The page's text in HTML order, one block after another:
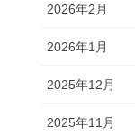
2026年2月
2026年1月
2025年12月
2025年11月